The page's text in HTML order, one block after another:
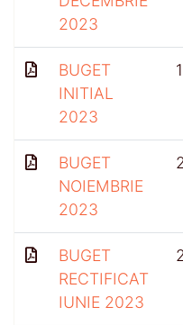
2023
BUGET
INITIAL
2023
BUGET
NOIEMBRIE
2023
BUGET
RECTIFICAT
IUNIE 2023